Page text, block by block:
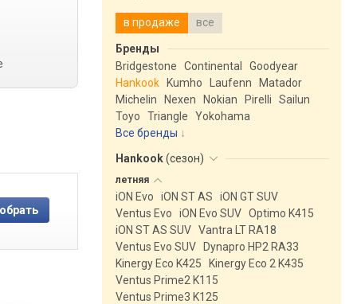
в продаже все
Бренды
Bridgestone
Continental
Goodyear
Hankook
Kumho Laufenn
Matador
Michelin
Nexen Nokian Pirelli
Sailun
Toyo
Triangle
Yokohama
Все бренды
Hankook(сезон)
летняя
iON Evo iON ST AS
iON GT SUV
Ventus Evo
iON Evo SUV Optimo K415
iON ST AS SUV Vantra LT RA18
Ventus Evo SUV
Dynapro HP2 RA33
Kinergy Eco K425
Kinergy Eco 2 K435
Ventus Prime2 K115
Ventus Prime3 K125